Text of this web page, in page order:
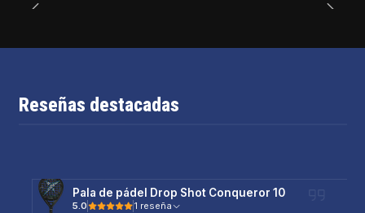
Reseñas destacadas
Pala de pádel Drop Shot Conqueror 10
5.0 1 reseña